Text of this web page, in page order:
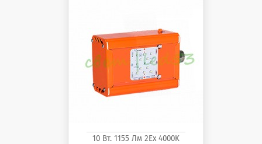
10 Вт. 1155 Лм 2Ех 4000K